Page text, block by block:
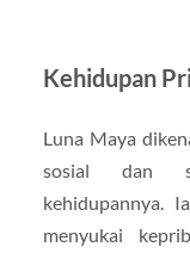
Kehidupan
Luna Maya
sosial dan
kehidupannya.
menyukai